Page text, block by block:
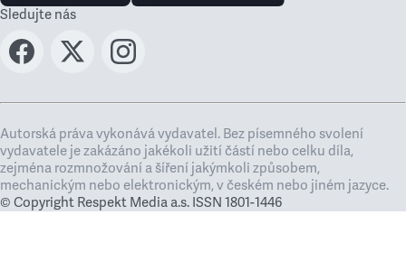
Sledujte nás
Autorská práva vykonává vydavatel. Bez písemného svolení
vydavatele je zakázáno jakékoli užití částí nebo celku díla,
zejména rozmnožování a šíření jakýmkoli způsobem,
mechanickým nebo elektronickým, v českém nebo jiném jazyce.
© Copyright Respekt Media a.s. ISSN 1801-1446